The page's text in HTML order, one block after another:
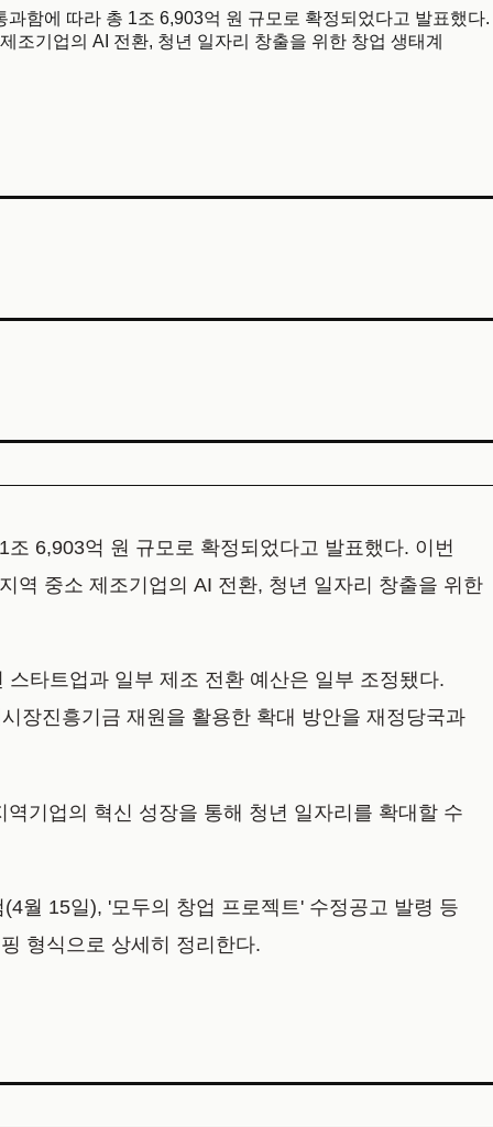
함에 따라 총 1조 6,903억 원 규모로 확정되었다고 발표했다.
조기업의 AI 전환, 청년 일자리 창출을 위한 창업 생태계
6,903억 원 규모로 확정되었다고 발표했다. 이번
역 중소 제조기업의 AI 전환, 청년 일자리 창출을 위한
타트업과 일부 제조 전환 예산은 일부 조정됐다.
장진흥기금 재원을 활용한 확대 방안을 재정당국과
기업의 혁신 성장을 통해 청년 일자리를 확대할 수
월 15일), '모두의 창업 프로젝트' 수정공고 발령 등
형식으로 상세히 정리한다.